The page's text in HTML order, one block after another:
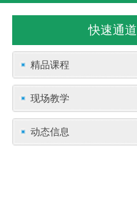
快速通道
精品课程
现场教学
动态信息